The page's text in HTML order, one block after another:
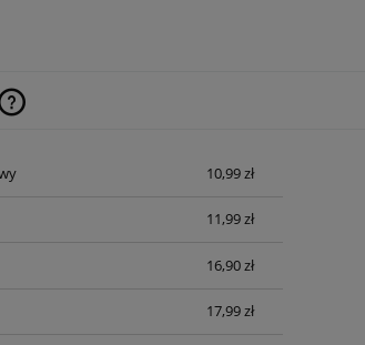
10,99 zł
11,99 zł
16,90 zł
17,99 zł